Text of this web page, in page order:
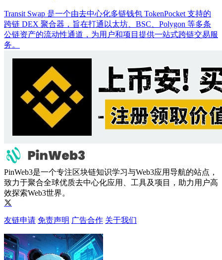
Transit Swap 是一个由去中心化多链钱包 TokenPocket 支持的​​
跨链 DEX 聚合器​​，旨在打通以太坊、BSC、Polygon 等多条
公链资产的流动性通道，为用户和项目提供一站式跨链交易服
务。
PinWeb3是一个专注区块链知识学习与Web3应用导航的站点，
致力于聚合全球优质去中心化应用、工具及项目，助力用户高
效探索Web3世界。
友链申请 免责声明 广告合作 关于我们